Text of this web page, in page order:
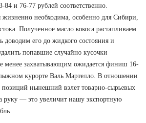
84 и 76-77 рублей соответственно.
жизненно необходима, особенно для Сибири,
Полученное масло кокоса растапливаем
доводим его до жидкого состояния и
попавшие случайно кусочки
менее захватывающим ожидается финиш 16-
курорте Валь Мартелло. В отношении
позиций нынешний взлет товарно-сырьевых
руку — это увеличит нашу экспортную